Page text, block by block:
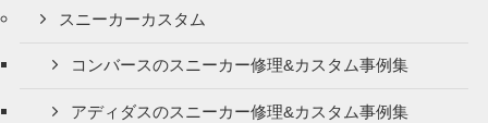
スニーカーカスタム
コンバースのスニーカー修理&カスタム事例集
アディダスのスニーカー修理&カスタム事例集